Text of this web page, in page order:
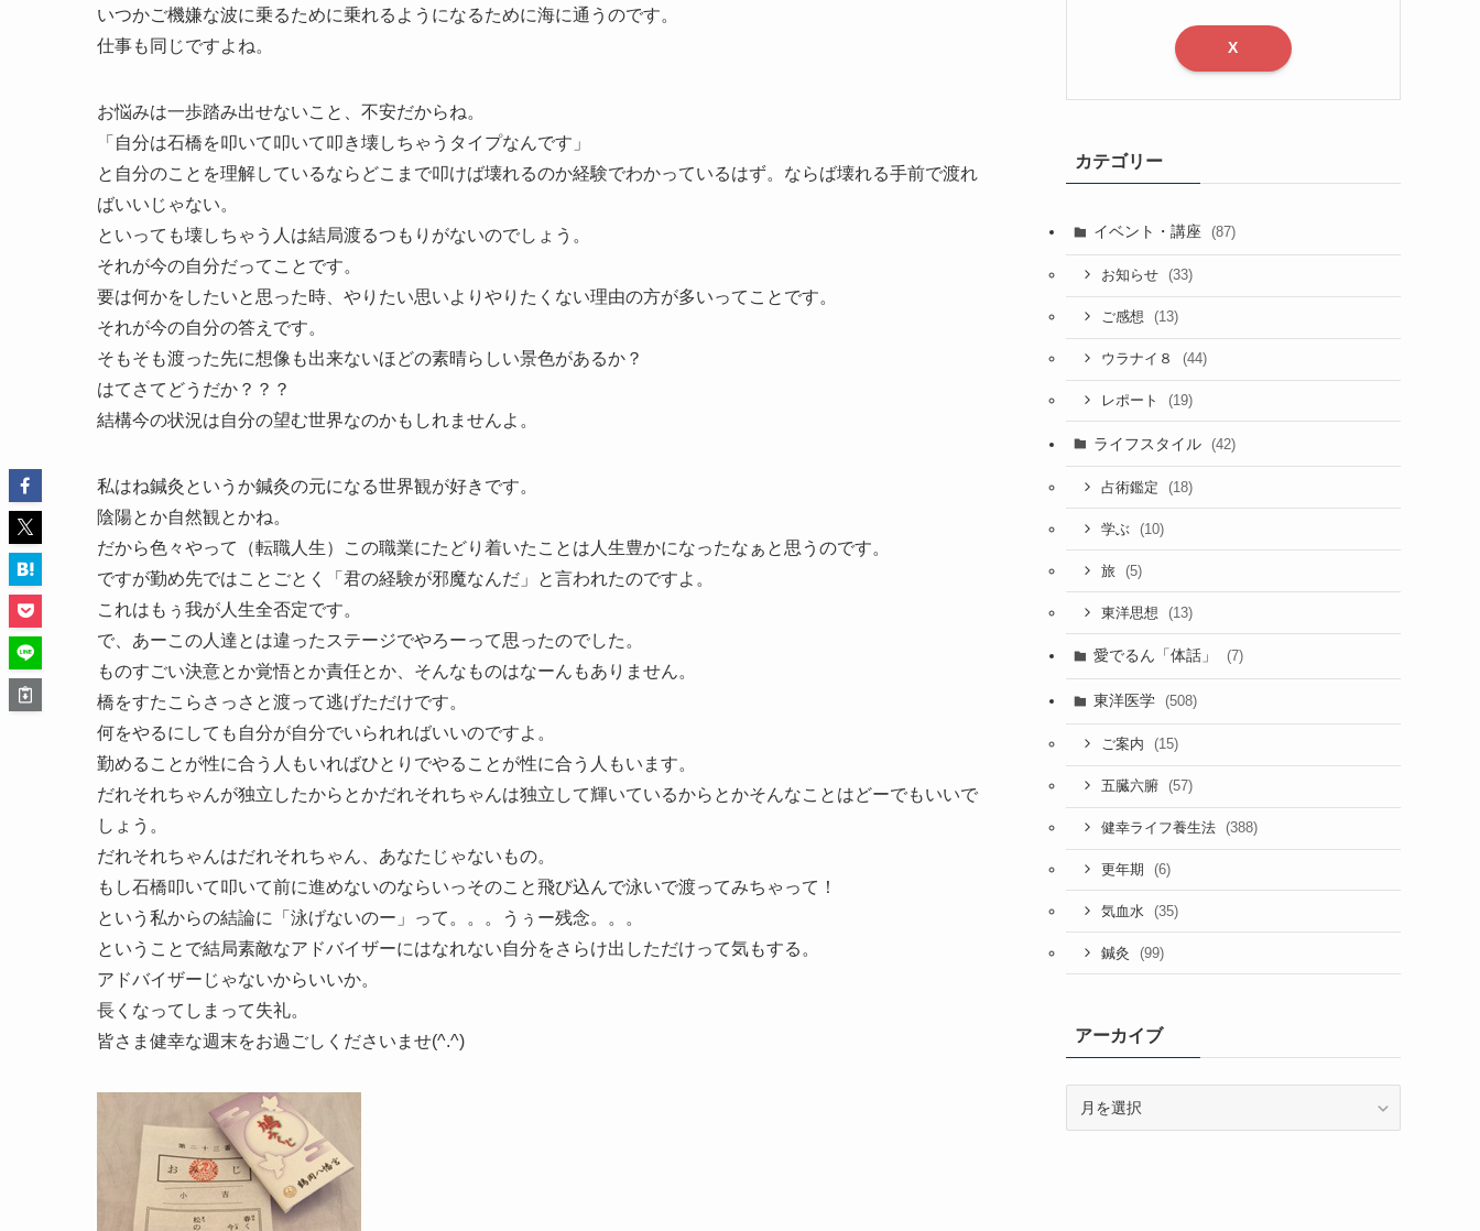
いつかご機嫌な波に乗るために乗れるようになるために海に通うのです。
仕事も同じですよね。
お悩みは一歩踏み出せないこと、不安だからね。
「自分は石橋を叩いて叩いて叩き壊しちゃうタイプなんです」
と自分のことを理解しているならどこまで叩けば壊れるのか経験でわかっているはず。ならば壊れる手前で渡れ
ばいいじゃない。
といっても壊しちゃう人は結局渡るつもりがないのでしょう。
それが今の自分だってことです。
要は何かをしたいと思った時、やりたい思いよりやりたくない理由の方が多いってことです。
それが今の自分の答えです。
そもそも渡った先に想像も出来ないほどの素晴らしい景色があるか？
はてさてどうだか？？？
結構今の状況は自分の望む世界なのかもしれませんよ。
私はね鍼灸というか鍼灸の元になる世界観が好きです。
陰陽とか自然観とかね。
だから色々やって（転職人生）この職業にたどり着いたことは人生豊かになったなぁと思うのです。
ですが勤め先ではことごとく「君の経験が邪魔なんだ」と言われたのですよ。
これはもぅ我が人生全否定です。
で、あーこの人達とは違ったステージでやろーって思ったのでした。
ものすごい決意とか覚悟とか責任とか、そんなものはなーんもありません。
橋をすたこらさっさと渡って逃げただけです。
何をやるにしても自分が自分でいられればいいのですよ。
勤めることが性に合う人もいればひとりでやることが性に合う人もいます。
だれそれちゃんが独立したからとかだれそれちゃんは独立して輝いているからとかそんなことはどーでもいいで
しょう。
だれそれちゃんはだれそれちゃん、あなたじゃないもの。
もし石橋叩いて叩いて前に進めないのならいっそのこと飛び込んで泳いで渡ってみちゃって！
という私からの結論に「泳げないのー」って。。。うぅー残念。。。
ということで結局素敵なアドバイザーにはなれない自分をさらけ出しただけって気もする。
アドバイザーじゃないからいいか。
長くなってしまって失礼。
皆さま健幸な週末をお過ごしくださいませ(^.^)
X
カテゴリー
イベント・講座 (87)
お知らせ (33)
ご感想 (13)
ウラナイ８ (44)
レポート (19)
ライフスタイル (42)
占術鑑定 (18)
学ぶ (10)
旅 (5)
東洋思想 (13)
愛でるん「体話」 (7)
東洋医学 (508)
ご案内 (15)
五臓六腑 (57)
健幸ライフ養生法 (388)
更年期 (6)
気血水 (35)
鍼灸 (99)
アーカイブ